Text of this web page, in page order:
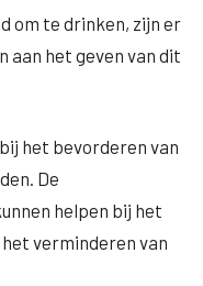
om te drinken, zijn er
aan het geven van dit
het bevorderen van
De
helpen bij het
verminderen van